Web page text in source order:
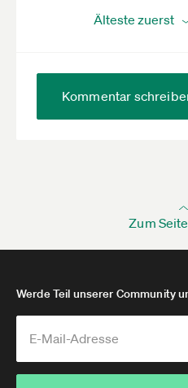
Kommentar
Zum
Werde Teil unserer Community